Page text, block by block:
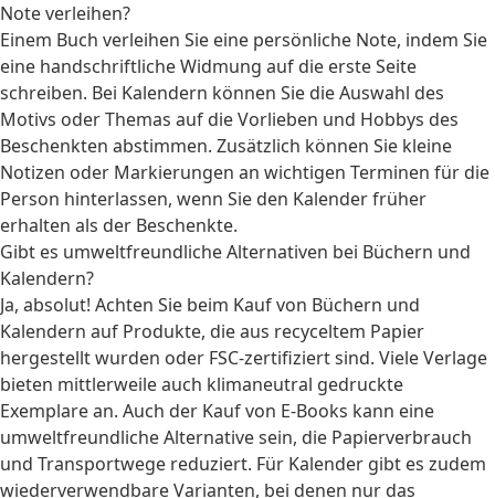
Note verleihen?
Einem Buch verleihen Sie eine persönliche Note, indem Sie
eine handschriftliche Widmung auf die erste Seite
schreiben. Bei Kalendern können Sie die Auswahl des
Motivs oder Themas auf die Vorlieben und Hobbys des
Beschenkten abstimmen. Zusätzlich können Sie kleine
Notizen oder Markierungen an wichtigen Terminen für die
Person hinterlassen, wenn Sie den Kalender früher
erhalten als der Beschenkte.
Gibt es umweltfreundliche Alternativen bei Büchern und
Kalendern?
Ja, absolut! Achten Sie beim Kauf von Büchern und
Kalendern auf Produkte, die aus recyceltem Papier
hergestellt wurden oder FSC-zertifiziert sind. Viele Verlage
bieten mittlerweile auch klimaneutral gedruckte
Exemplare an. Auch der Kauf von E-Books kann eine
umweltfreundliche Alternative sein, die Papierverbrauch
und Transportwege reduziert. Für Kalender gibt es zudem
wiederverwendbare Varianten, bei denen nur das